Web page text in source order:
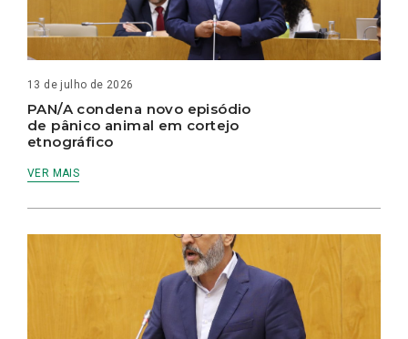
13 de julho de 2026
PAN/A condena novo episódio
de pânico animal em cortejo
etnográfico
VER MAIS